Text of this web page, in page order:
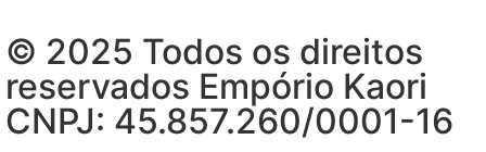
© 2025 Todos os direitos
reservados Empório Kaori
CNPJ: 45.857.260/0001-16